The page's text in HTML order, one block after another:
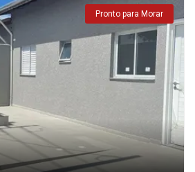
Pronto para Morar